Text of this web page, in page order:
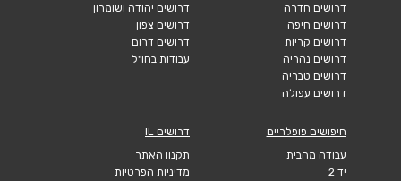
דרושים חדרה
דרושים חיפה
דרושים קריות
דרושים נהריה
דרושים טבריה
דרושים עפולה
דרושים יהודה ושומרון
דרושים צפון
דרושים דרום
עבודות בחו"ל
חיפושים פופלריים
עבודה מהבית
יד 2
דרושים IL
תקנון האתר
מדיניות הפרטיות